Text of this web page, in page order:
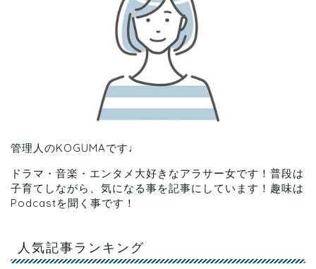
管理人のKOGUMAです♩
ドラマ・音楽・エンタメ大好きなアラサー女です！普段は
子育てしながら、気になる事を記事にしています！趣味は
Podcastを聞く事です！
人気記事ランキング